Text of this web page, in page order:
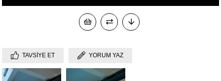
TAVSIYE ET YORUM YAZ